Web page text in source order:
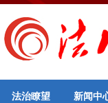
法治瞭望 新闻中